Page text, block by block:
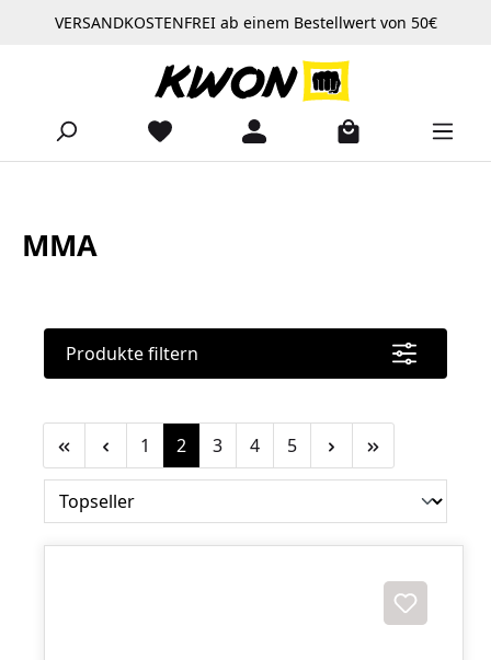
Zum Hauptinhalt springen
VERSANDKOSTENFREI ab einem Bestellwert von 50€
MMA
Produkte filtern
Seite
1 Seite
2 Seite
3 Seite
4 Seite
5